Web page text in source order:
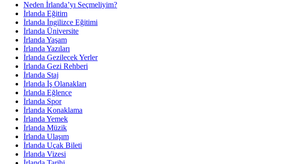
Neden İrlanda’yı Seçmeliyim?
İrlanda Eğitim
İrlanda İngilizce Eğitimi
İrlanda Üniversite
İrlanda Yaşam
İrlanda Yazıları
İrlanda Gezilecek Yerler
İrlanda Gezi Rehberi
İrlanda Staj
İrlanda İş Olanakları
İrlanda Eğlence
İrlanda Spor
İrlanda Konaklama
İrlanda Yemek
İrlanda Müzik
İrlanda Ulaşım
İrlanda Uçak Bileti
İrlanda Vizesi